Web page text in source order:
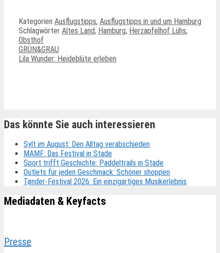
Kategorien Ausflugstipps, Ausflugstipps in und um Hamburg
Schlagwörter Altes Land, Hamburg, Herzapfelhof Lühs,
Obsthof
GRÜN&GRAU
Lila Wunder: Heideblüte erleben
Das könnte Sie auch interessieren
Sylt im August: Den Alltag verabschieden
MAMF: Das Festival in Stade
Sport trifft Geschichte: Paddeltrails in Stade
Outlets für jeden Geschmack: Schöner shoppen
Tønder-Festival 2026: Ein einzigartiges Musikerlebnis
Mediadaten & Keyfacts
Presse